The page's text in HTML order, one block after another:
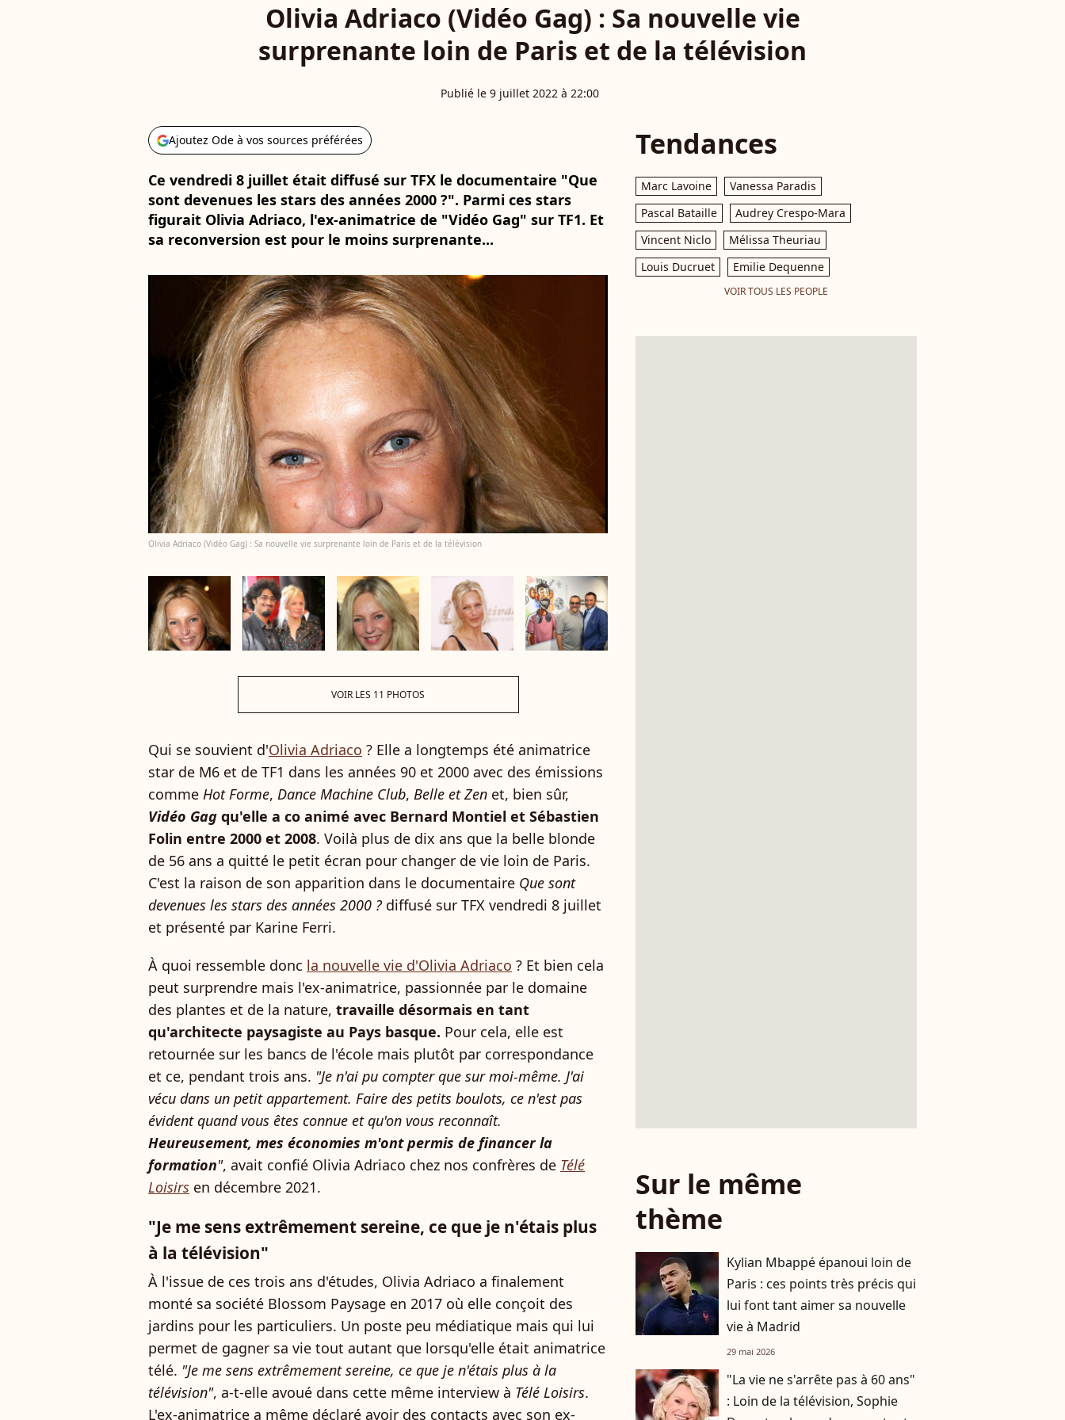
Olivia Adriaco (Vidéo Gag) : Sa nouvelle vie
surprenante loin de Paris et de la télévision
Publié le 9 juillet 2022 à 22:00
Ajoutez Ode à vos sources préférées
Ce vendredi 8 juillet était diffusé sur TFX le documentaire "Que
sont devenues les stars des années 2000 ?". Parmi ces stars
figurait Olivia Adriaco, l'ex-animatrice de "Vidéo Gag" sur TF1. Et
sa reconversion est pour le moins surprenante...
Olivia Adriaco (Vidéo Gag) : Sa nouvelle vie surprenante loin de Paris et de la télévision
VOIR LES 11 PHOTOS
Qui se souvient d'Olivia Adriaco ? Elle a longtemps été animatrice
star de M6 et de TF1 dans les années 90 et 2000 avec des émissions
comme Hot Forme, Dance Machine Club, Belle et Zen et, bien sûr,
Vidéo Gag qu'elle a co animé avec Bernard Montiel et Sébastien
Folin entre 2000 et 2008. Voilà plus de dix ans que la belle blonde
de 56 ans a quitté le petit écran pour changer de vie loin de Paris.
C'est la raison de son apparition dans le documentaire Que sont
devenues les stars des années 2000 ? diffusé sur TFX vendredi 8 juillet
et présenté par Karine Ferri.
À quoi ressemble donc la nouvelle vie d'Olivia Adriaco ? Et bien cela
peut surprendre mais l'ex-animatrice, passionnée par le domaine
des plantes et de la nature, travaille désormais en tant
qu'architecte paysagiste au Pays basque. Pour cela, elle est
retournée sur les bancs de l'école mais plutôt par correspondance
et ce, pendant trois ans. "Je n'ai pu compter que sur moi-même. J'ai
vécu dans un petit appartement. Faire des petits boulots, ce n'est pas
évident quand vous êtes connue et qu'on vous reconnaît.
Heureusement, mes économies m'ont permis de financer la
formation", avait confié Olivia Adriaco chez nos confrères de Télé
Loisirs en décembre 2021.
"Je me sens extrêmement sereine, ce que je n'étais plus
à la télévision"
À l'issue de ces trois ans d'études, Olivia Adriaco a finalement
monté sa société Blossom Paysage en 2017 où elle conçoit des
jardins pour les particuliers. Un poste peu médiatique mais qui lui
permet de gagner sa vie tout autant que lorsqu'elle était animatrice
télé. "Je me sens extrêmement sereine, ce que je n'étais plus à la
télévision", a-t-elle avoué dans cette même interview à Télé Loisirs.
L'ex-animatrice a même déclaré avoir des contacts avec son ex-
Tendances
Marc Lavoine
Vanessa Paradis
Pascal Bataille
Audrey Crespo-Mara
Vincent Niclo
Mélissa Theuriau
Louis Ducruet
Emilie Dequenne
VOIR TOUS LES PEOPLE
Sur le même
thème
Kylian Mbappé épanoui loin de
Paris : ces points très précis qui
lui font tant aimer sa nouvelle
vie à Madrid
29 mai 2026
"La vie ne s'arrête pas à 60 ans"
: Loin de la télévision, Sophie